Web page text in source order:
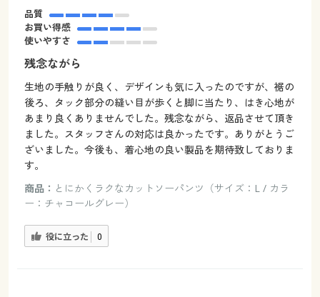
品質
お買い得感
使いやすさ
残念ながら
生地の手触りが良く、デザインも気に入ったのですが、裾の
後ろ、タック部分の縫い目が歩くと脚に当たり、はき心地が
あまり良くありませんでした。残念ながら、返品させて頂き
ました。スタッフさんの対応は良かったです。ありがとうご
ざいました。今後も、着心地の良い製品を期待致しておりま
す。
商品： とにかくラクなカットソーパンツ（サイズ：L / カラ
ー：チャコールグレー）
役に立った 0